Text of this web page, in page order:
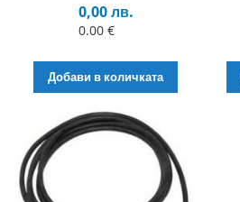
0,00 лв.
0.00 €
Добави в количката